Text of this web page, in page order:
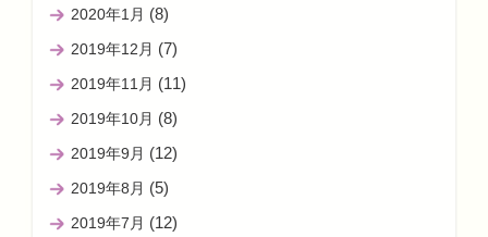
2020年1月 (8)
2019年12月 (7)
2019年11月 (11)
2019年10月 (8)
2019年9月 (12)
2019年8月 (5)
2019年7月 (12)